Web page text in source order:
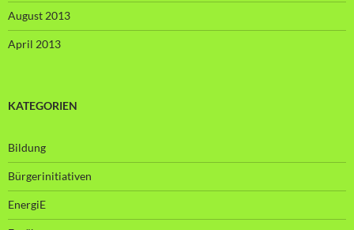
August 2013
April 2013
KATEGORIEN
Bildung
Bürgerinitiativen
EnergiE